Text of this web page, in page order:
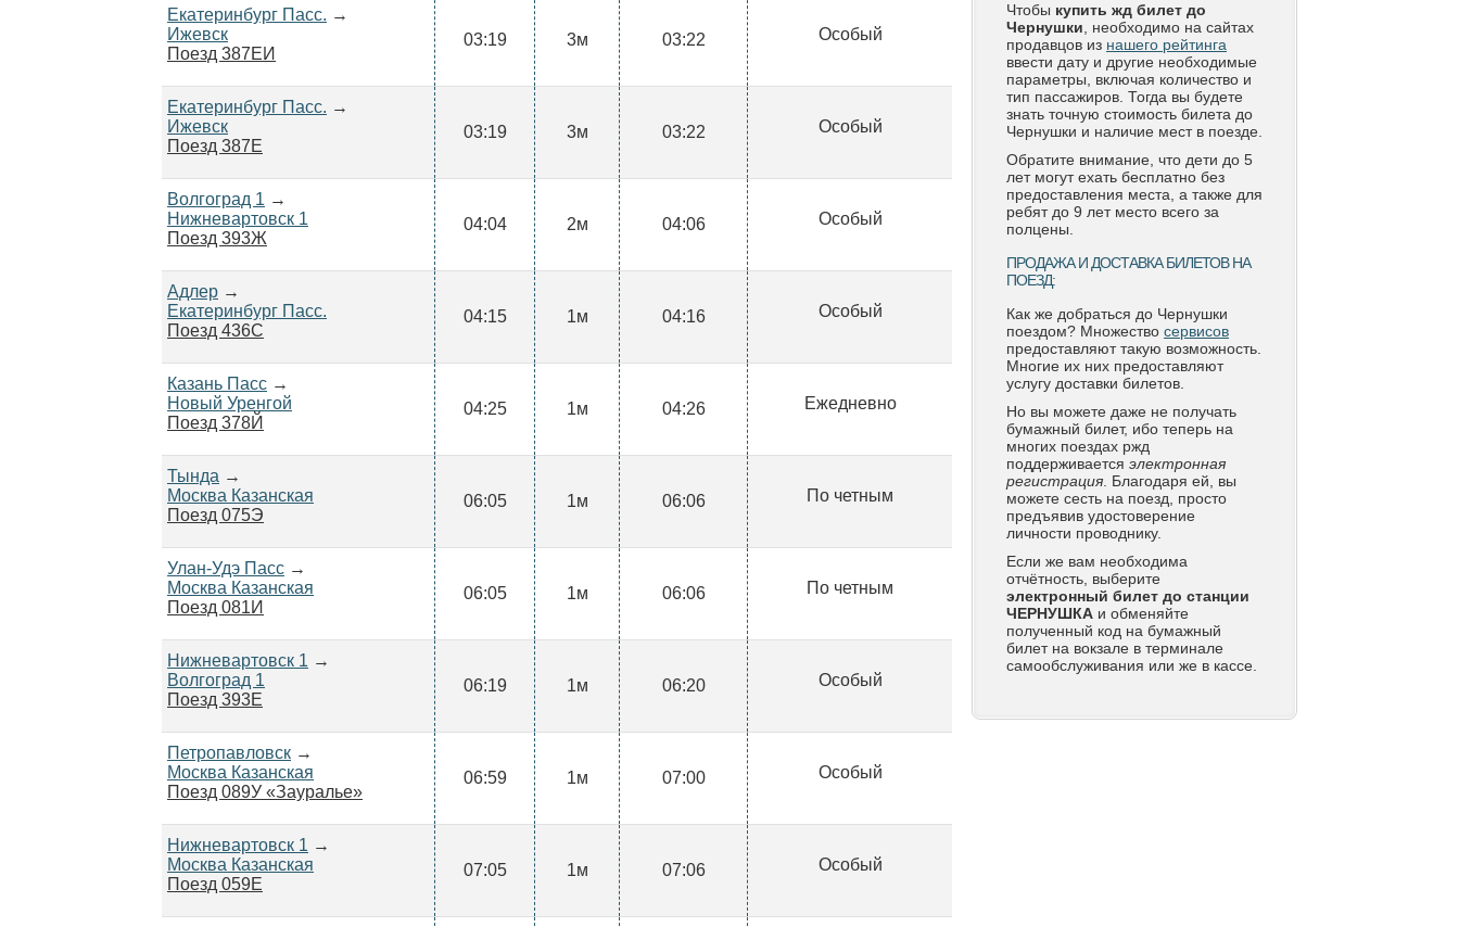
Екатеринбург Пасс. →
Ижевск
Поезд 387ЕИ
03:19 3м 03:22 Особый
Екатеринбург Пасс. →
Ижевск
Поезд 387Е
03:19 3м 03:22 Особый
Волгоград 1 →
Нижневартовск 1
Поезд 393Ж
04:04 2м 04:06 Особый
Адлер →
Екатеринбург Пасс.
Поезд 436С
04:15 1м 04:16 Особый
Казань Пасс →
Новый Уренгой
Поезд 378Й
04:25 1м 04:26 Ежедневно
Тында →
Москва Казанская
Поезд 075Э
06:05 1м 06:06 По четным
Улан-Удэ Пасс →
Москва Казанская
Поезд 081И
06:05 1м 06:06 По четным
Нижневартовск 1 →
Волгоград 1
Поезд 393Е
06:19 1м 06:20 Особый
Петропавловск →
Москва Казанская
Поезд 089У «Зауралье»
06:59 1м 07:00 Особый
Нижневартовск 1 →
Москва Казанская
Поезд 059Е
07:05 1м 07:06 Особый
Чтобы купить жд билет до
Чернушки , необходимо на сайтах
продавцов из нашего рейтинга
ввести дату и другие необходимые
параметры, включая количество и
тип пассажиров. Тогда вы будете
знать точную стоимость билета до
Чернушки и наличие мест в поезде.
Обратите внимание, что дети до 5
лет могут ехать бесплатно без
предоставления места, а также для
ребят до 9 лет место всего за
полцены.
ПРОДАЖА И ДОСТАВКА БИЛЕТОВ НА
ПОЕЗД:
Как же добраться до Чернушки
поездом? Множество сервисов
предоставляют такую возможность.
Многие их них предоставляют
услугу доставки билетов.
Но вы можете даже не получать
бумажный билет, ибо теперь на
многих поездах ржд
поддерживается электронная
регистрация . Благодаря ей, вы
можете сесть на поезд, просто
предъявив удостоверение
личности проводнику.
Если же вам необходима
отчётность, выберите
электронный билет до станции
ЧЕРНУШКА и обменяйте
полученный код на бумажный
билет на вокзале в терминале
самообслуживания или же в кассе.